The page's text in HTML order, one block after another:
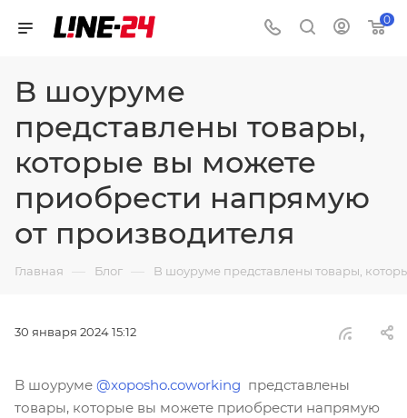
0
B шоуруме
представлены товары,
которые вы можете
приобрести напрямую
от производителя
Главная — Блог — B шоуруме представлены товары,
30 января 2024 15:12
B шоуруме @xoposho.coworking представлены
товары, которые вы можете приобрести напрямую